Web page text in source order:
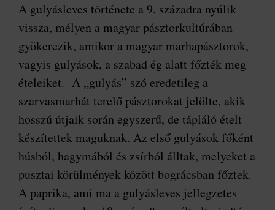
A gulyásleves története a 9. századra nyúlik
vissza, mélyen a magyar pásztorkultúrában
gyökerezik, amikor a magyar marhapásztorok,
vagyis gulyások, a szabad ég alatt főzték meg
ételeiket. A „gulyás” szó eredetileg a
szarvasmarhát terelő pásztorokat jelölte, akik
hosszú útjaik során egyszerű, de tápláló ételt
készítettek maguknak. Az első gulyások főként
húsból, hagymából és zsírból álltak, melyeket a
pusztai körülmények között bográcsban főztek.
A paprika, ami ma a gulyásleves jellegzetes